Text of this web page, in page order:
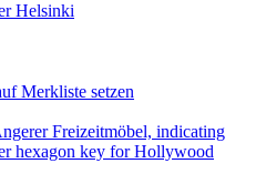
Helsinki
Merkliste setzen